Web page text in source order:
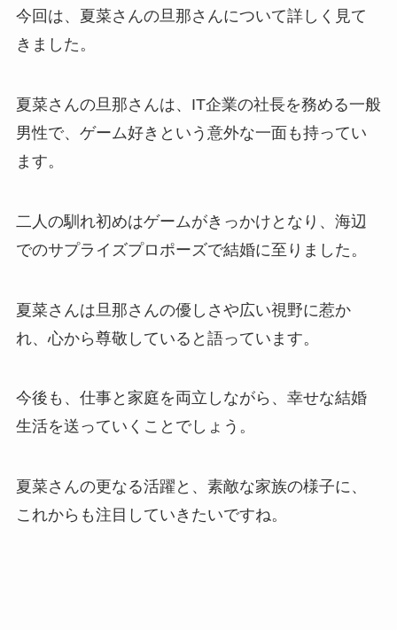
今回は、夏菜さんの旦那さんについて詳しく見て
きました。
夏菜さんの旦那さんは、IT企業の社長を務める一般
男性で、ゲーム好きという意外な一面も持ってい
ます。
二人の馴れ初めはゲームがきっかけとなり、海辺
でのサプライズプロポーズで結婚に至りました。
夏菜さんは旦那さんの優しさや広い視野に惹か
れ、心から尊敬していると語っています。
今後も、仕事と家庭を両立しながら、幸せな結婚
生活を送っていくことでしょう。
夏菜さんの更なる活躍と、素敵な家族の様子に、
これからも注目していきたいですね。